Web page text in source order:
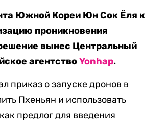
Южной Кореи Юн Сок Ёля к
проникновения
вынес Центральный
агентствоYonhap.
приказ о запуске дронов в
Пхеньян и использовать
предлог для введения